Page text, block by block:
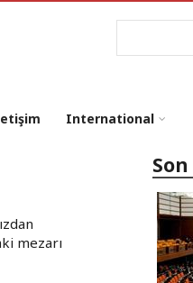
Ara
International
mezarı